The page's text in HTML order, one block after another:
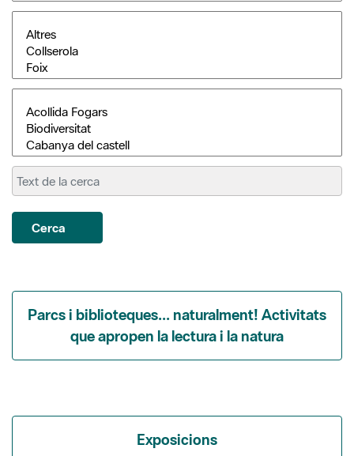
Cerca
Parcs i biblioteques... naturalment! Activitats
que apropen la lectura i la natura
Exposicions